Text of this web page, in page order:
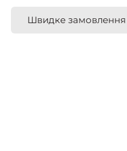
Швидке замовлення